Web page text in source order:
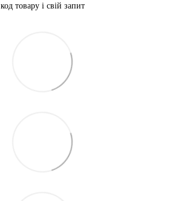
код товару і свій запит